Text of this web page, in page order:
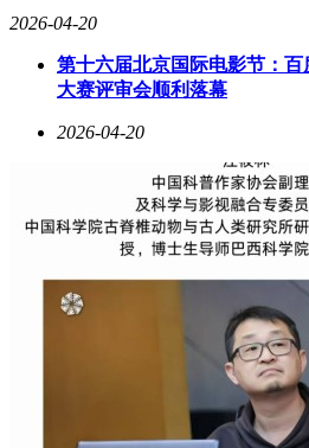
2026-04-20
第十六届北京国际电影节：
大赛评审会顺利落幕
2026-04-20